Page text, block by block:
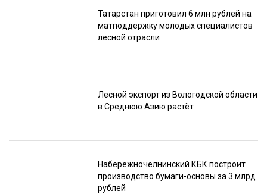
Татарстан приготовил 6 млн рублей на
матподдержку молодых специалистов
лесной отрасли
Лесной экспорт из Вологодской области
в Среднюю Азию растёт
Набережночелнинский КБК построит
производство бумаги-основы за 3 млрд
рублей